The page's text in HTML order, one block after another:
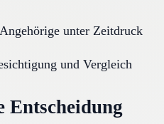
unter Zeitdruck
und Vergleich
Entscheidung